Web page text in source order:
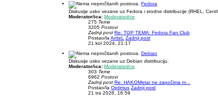
Fedora
Diskusije usko vezane uz Fedora i srodne distribucije (RHEL,
Moderator/ica: Moderatori/ce
275 Teme
3205 Postovi
Zadnji post Re: TOP TEMA: Fedora Fan Club
Postao/la AnteL
Zadnji post
21 kol 2024, 21:17
Debian
Diskusije usko vezane uz Debian distribuciju.
Moderator/ica: Moderatori/ce
303 Teme
6962 Postovi
Zadnji post Re: HAKOMetar ne započima m...
Postao/la Optimus Zadnji post
21 tra 2026, 16:59